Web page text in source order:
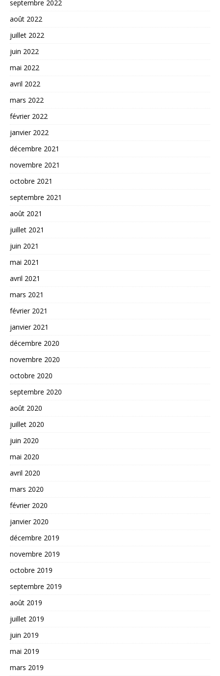
septembre 2022
août 2022
juillet 2022
juin 2022
mai 2022
avril 2022
mars 2022
février 2022
janvier 2022
décembre 2021
novembre 2021
octobre 2021
septembre 2021
août 2021
juillet 2021
juin 2021
mai 2021
avril 2021
mars 2021
février 2021
janvier 2021
décembre 2020
novembre 2020
octobre 2020
septembre 2020
août 2020
juillet 2020
juin 2020
mai 2020
avril 2020
mars 2020
février 2020
janvier 2020
décembre 2019
novembre 2019
octobre 2019
septembre 2019
août 2019
juillet 2019
juin 2019
mai 2019
mars 2019